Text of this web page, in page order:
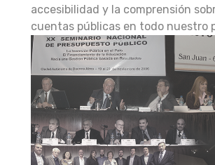
accesibilidad y la comprensión
cuentas públicas en todo nuestro